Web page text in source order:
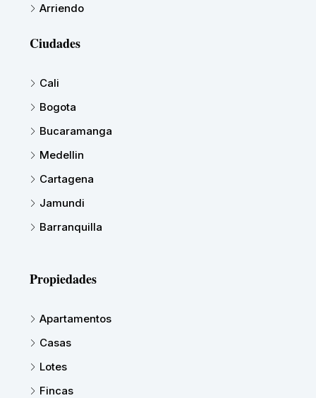
Arriendo
Ciudades
Cali
Bogota
Bucaramanga
Medellin
Cartagena
Jamundi
Barranquilla
Propiedades
Apartamentos
Casas
Lotes
Fincas